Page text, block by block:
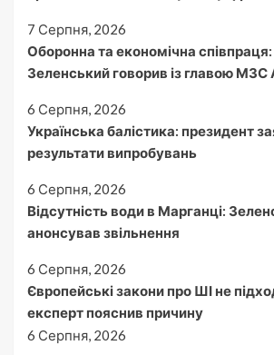
7 Серпня, 2026
Оборонна та економічна
Зеленський говорив із главою
6 Серпня, 2026
Українська балістика: президент
результати випробувань
6 Серпня, 2026
Відсутність води в Марганці:
анонсував звільнення
6 Серпня, 2026
Європейські закони про ШІ не
експерт пояснив причину
6 Серпня, 2026